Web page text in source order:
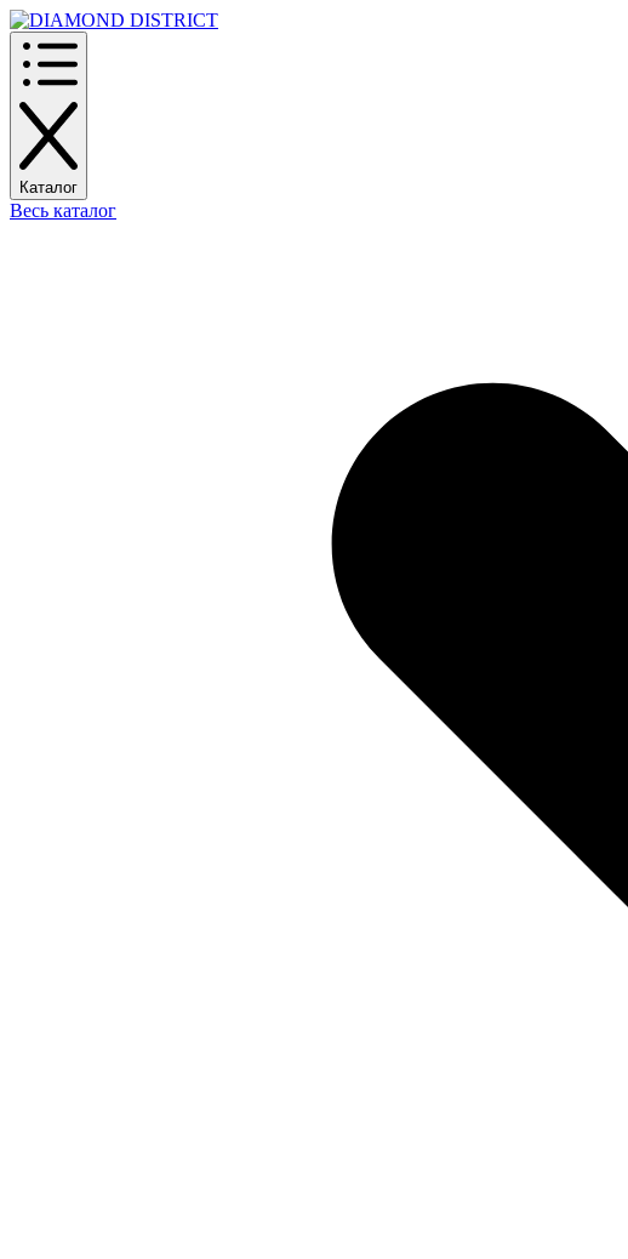
Каталог
Весь каталог